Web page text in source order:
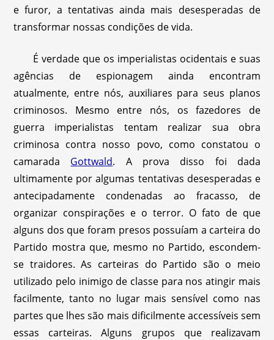
e furor, a tentativas ainda mais desesperadas de
transformar nossas condições de vida.
É verdade que os imperialistas ocidentais e suas
agências de espionagem ainda encontram
atualmente, entre nós, auxiliares para seus planos
criminosos. Mesmo entre nós, os fazedores de
guerra imperialistas tentam realizar sua obra
criminosa contra nosso povo, como constatou o
camarada Gottwald. A prova disso foi dada
ultimamente por algumas tentativas desesperadas e
antecipadamente condenadas ao fracasso, de
organizar conspirações e o terror. O fato de que
alguns dos que foram presos possuíam a carteira do
Partido mostra que, mesmo no Partido, escondem-
se traidores. As carteiras do Partido são o meio
utilizado pelo inimigo de classe para nos atingir mais
facilmente, tanto no lugar mais sensível como nas
partes que lhes são mais dificilmente accessíveis sem
essas carteiras. Alguns grupos que realizavam